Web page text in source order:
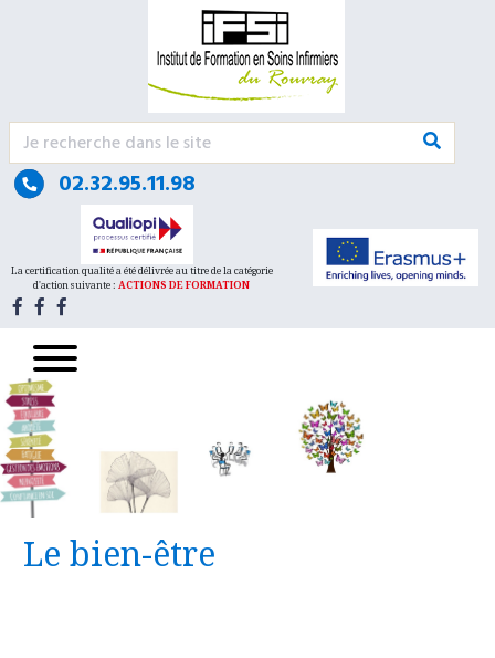
Urgence psychiatrique avec nécessité d’une prise
en charge somatique (intoxication, blessure,
altération de l’état général, etc)
CHU - Hôpitaux de Rouen Hôpital Charles
Nicolle
1 rue de Germont
76031 cedex
02 32 88 89 90
Accueil 24h/24.
Urgence psychiatrique avec présomption
charge somatique
02.32.95.11.98
La certification qualité a été délivrée au titre de la catégorie
d'action suivante : ACTIONS DE FORMATION
Le bien-être